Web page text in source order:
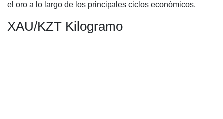
el oro a lo largo de los principales ciclos económicos.
XAU/KZT Kilogramo